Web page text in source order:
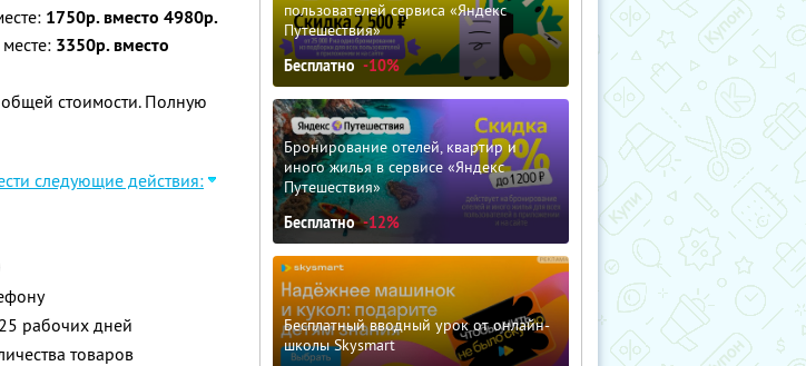
1750р. вместо 4980р.
3350р. вместо
стоимости. Полную
следующие действия:
рабочих дней
товаров
пользователей сервиса «Яндекс
Путешествия»
Бесплатно -10%
Бронирование отелей, квартир и
иного жилья в сервисе «Яндекс
Путешествия»
Бесплатно -12%
Бесплатный вводный урок от онлайн-
школы Skysmart